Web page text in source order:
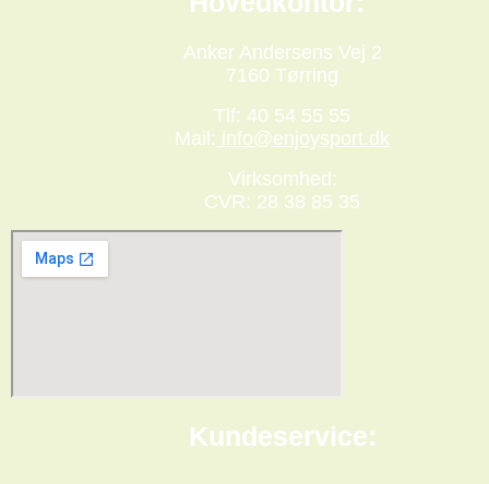
Anker Andersens Vej 2
7160 Tørring
Tlf: 40 54 55 55
Mail: info@enjoysport.dk
Virksomhed:
CVR: 28 38 85 35
Kundeservice: